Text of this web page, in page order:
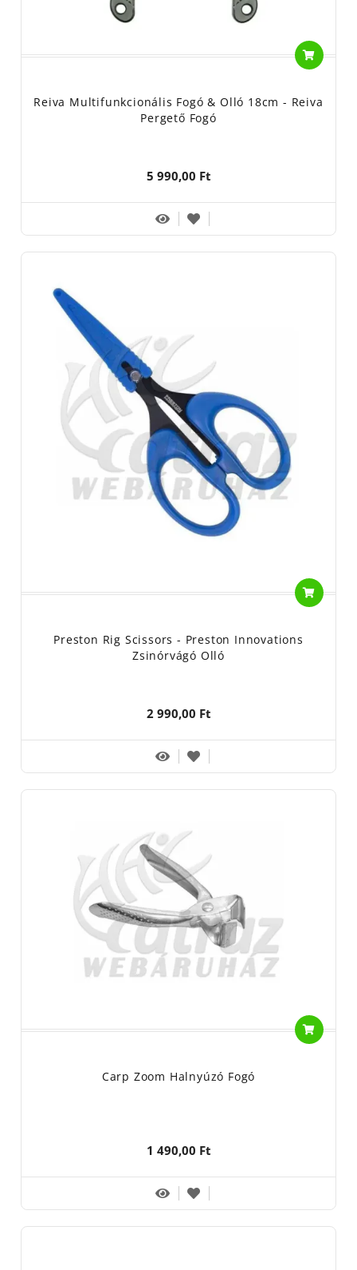
Reiva Multifunkcionális Fogó & Olló 18cm - Reiva
Pergető Fogó
5 990,00 Ft
Preston Rig Scissors - Preston Innovations
Zsinórvágó Olló
2 990,00 Ft
Carp Zoom Halnyúzó Fogó
1 490,00 Ft